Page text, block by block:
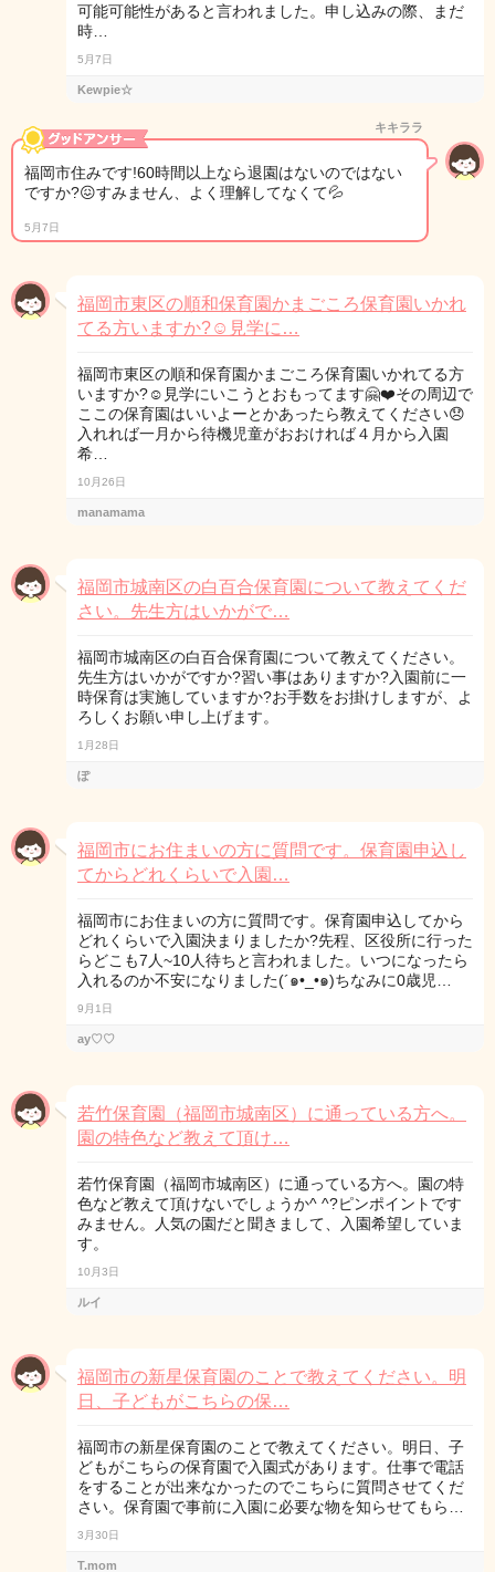
可能可能性があると言われました。申し込みの際、まだ
時…
5月7日
Kewpie☆
キキララ
福岡市住みです!60時間以上なら退園はないのではない
ですか?😖すみません、よく理解してなくて💦
5月7日
福岡市東区の順和保育園かまごころ保育園いかれ
てる方いますか?☺️見学に…
福岡市東区の順和保育園かまごころ保育園いかれてる方
いますか?☺️見学にいこうとおもってます🤗❤️その周辺で
ここの保育園はいいよーとかあったら教えてください😞
入れれば一月から待機児童がおおければ４月から入園
希…
10月26日
manamama
福岡市城南区の白百合保育園について教えてくだ
さい。先生方はいかがで…
福岡市城南区の白百合保育園について教えてください。
先生方はいかがですか?習い事はありますか?入園前に一
時保育は実施していますか?お手数をお掛けしますが、よ
ろしくお願い申し上げます。
1月28日
ぽ
福岡市にお住まいの方に質問です。保育園申込し
てからどれくらいで入園…
福岡市にお住まいの方に質問です。保育園申込してから
どれくらいで入園決まりましたか?先程、区役所に行った
らどこも7人~10人待ちと言われました。いつになったら
入れるのか不安になりました(´๑•_•๑)ちなみに0歳児…
9月1日
ay♡♡
若竹保育園（福岡市城南区）に通っている方へ。
園の特色など教えて頂け…
若竹保育園（福岡市城南区）に通っている方へ。園の特
色など教えて頂けないでしょうか^ ^?ピンポイントです
みません。人気の園だと聞きまして、入園希望していま
す。
10月3日
ルイ
福岡市の新星保育園のことで教えてください。明
日、子どもがこちらの保…
福岡市の新星保育園のことで教えてください。明日、子
どもがこちらの保育園で入園式があります。仕事で電話
をすることが出来なかったのでこちらに質問させてくだ
さい。保育園で事前に入園に必要な物を知らせてもら…
3月30日
T.mom